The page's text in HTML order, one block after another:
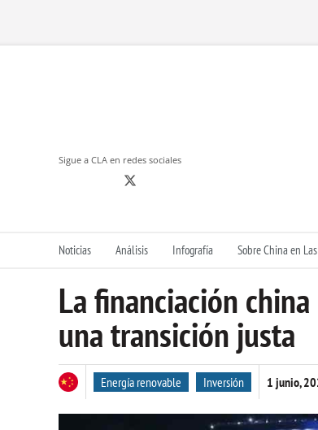
i
Sigue a CLA en redes sociales
Noticias Análisis Infografía Sobre China en
La financiación
una transición justa
Energía renovable Inversión 1 junio,